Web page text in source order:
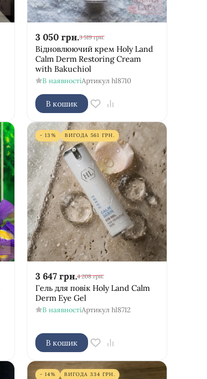
3 050 грн.3 519 грн.
Відновлюючий крем Holy Land
Calm Derm Restoring Cream
with Bakuchiol
В наявностіАртикул hl8710
В кошик
- 13% ВИГОДА 561 ГРН.
3 647 грн.4 208 грн.
Гель для повік Holy Land Calm
Derm Eye Gel
В наявностіАртикул hl8712
В кошик
- 14% ВИГОДА 334 ГРН.